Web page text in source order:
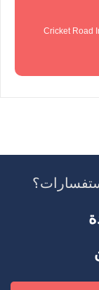
Cricket Road